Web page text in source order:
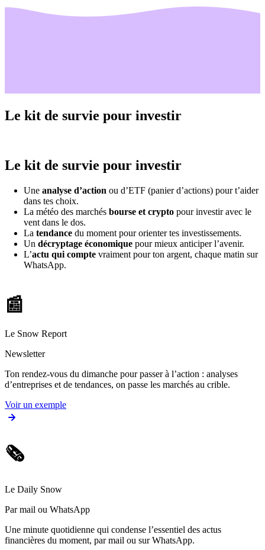
Le kit de survie pour investir
Le kit de survie pour investir
Une analyse d’action ou d’ETF (panier d’actions) pour t’aider
dans tes choix.
La météo des marchés bourse et crypto pour investir avec le
vent dans le dos.
La tendance du moment pour orienter tes investissements.
Un décryptage économique pour mieux anticiper l’avenir.
L’actu qui compte vraiment pour ton argent, chaque matin sur
WhatsApp.
📰
Le Snow Report
Newsletter
Ton rendez-vous du dimanche pour passer à l’action : analyses
d’entreprises et de tendances, on passe les marchés au crible.
Voir un exemple
🗞️
Le Daily Snow
Par mail ou WhatsApp
Une minute quotidienne qui condense l’essentiel des actus
financières du moment, par mail ou sur WhatsApp.